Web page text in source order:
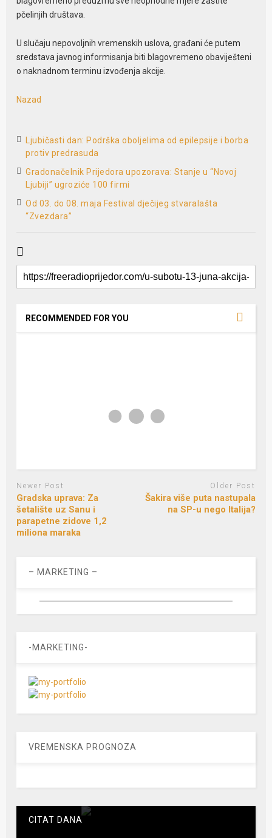
pčelinjih društava.
U slučaju nepovoljnih vremenskih uslova, građani će putem
sredstava javnog informisanja biti blagovremeno obaviješteni
o naknadnom terminu izvođenja akcije.
Nazad
Ljubičasti dan: Podrška oboljelima od epilepsije i borba
protiv predrasuda
Gradonačelnik Prijedora upozorava: Stanje u “Novoj
Ljubiji” ugroziće 100 firmi
Od 03. do 08. maja Festival dječijeg stvaralašta
“Zvezdara”
RECOMMENDED FOR YOU
Newer Post
Gradska uprava: Za
šetalište uz Sanu i
parapetne zidove 1,2
miliona maraka
Older Post
Šakira više puta nastupala
na SP-u nego Italija?
– MARKETING –
-MARKETING-
VREMENSKA PROGNOZA
CITAT DANA